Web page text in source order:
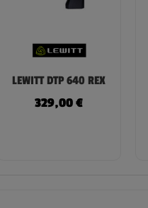
LEWITT DTP 640 REX
329,00€